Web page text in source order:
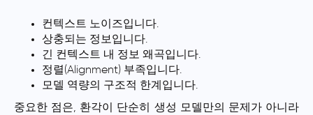
컨텍스트 노이즈입니다.
상충되는 정보입니다.
긴 컨텍스트 내 정보 왜곡입니다.
정렬(Alignment) 부족입니다.
모델 역량의 구조적 한계입니다.
중요한 점은, 환각이 단순히 생성 모델만의 문제가 아니라